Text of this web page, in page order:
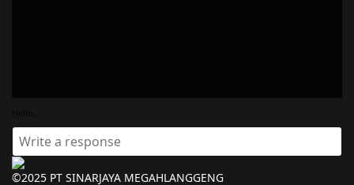
©2025 PT SINARJAYA MEGAHLANGGENG